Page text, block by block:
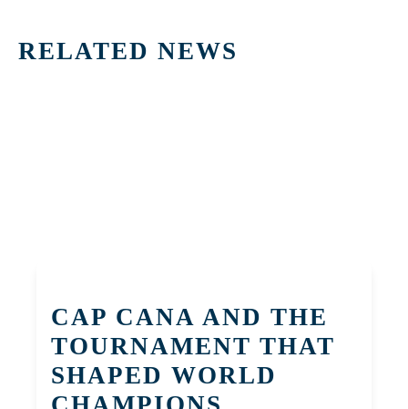
RELATED NEWS
CAP CANA AND THE
TOURNAMENT THAT
SHAPED WORLD